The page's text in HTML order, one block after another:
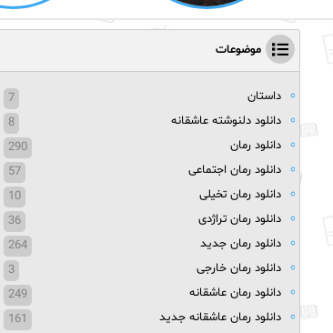
موضوعات
داستان
7
دانلود دلنوشته عاشقانه
8
دانلود رمان
290
دانلود رمان اجتماعی
57
دانلود رمان تخیلی
10
دانلود رمان تراژدی
36
دانلود رمان جدید
264
دانلود رمان خارجی
3
دانلود رمان عاشقانه
249
دانلود رمان عاشقانه جدید
161